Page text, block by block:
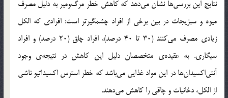
نتایج این بررسی‌ها نشان می‌دهد که کاهش خطر مرگ‌ومیر به دلیل مصرف
میوه و سبزیجات در بین برخی از افراد چشمگیرتر است: افرادی که الکل
زیادی مصرف می‌کنند (30 تا 40 درصد)، افراد چاق (20 درصد) و افراد
سیگاری. به عقیده‌ی متخصصان دلیل این کاهش در نتیجه‌ی وجود
آنتی‌اکسیدان‌ها در این مواد غذایی می‌باشد که خطر استرس اکسیداتیو ناشی
از الکل، دخانیات و چاقی را کاهش می‌دهند.